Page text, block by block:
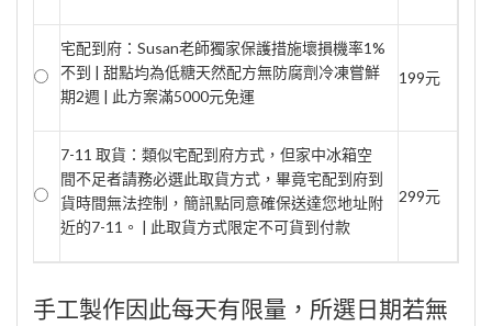
宅配到府：Susan老師獨家保護措施壞損機率1%
不到 | 甜點均為低糖天然配方無防腐劑冷凍嘗鮮
期2週 | 此方案滿5000元免運
199元
7-11 取貨：類似宅配到府方式，但家中冰箱空
間不足者請務必選此取貨方式，畢竟宅配到府到
貨時間無法控制，簡訊點同意確保送達您地址附
近的7-11。 | 此取貨方式限定不可貨到付款
299元
手工製作因此每天有限量，所選日期若無